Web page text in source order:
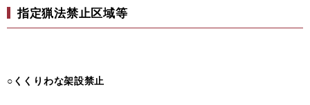
指定猟法禁止区域等
○くくりわな架設禁止